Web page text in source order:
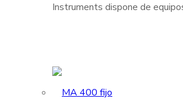
Instruments dispone de